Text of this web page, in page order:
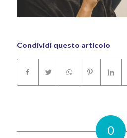
Condividi questo articolo
0